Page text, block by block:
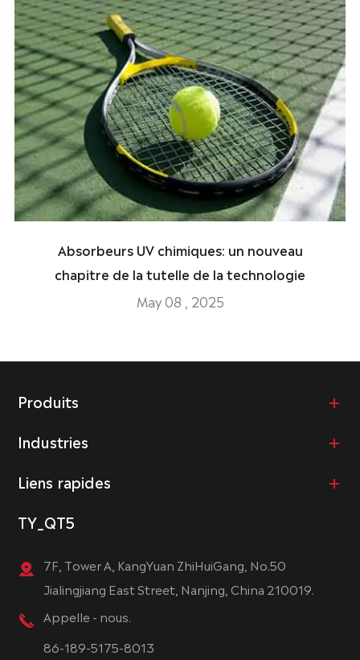
Absorbeurs UV chimiques: un nouveau
chapitre de la tutelle de la technologie
May 08 , 2025
Produits
Industries
Liens rapides
TY_QT5
7F, Tower A, KangYuan ZhiHuiGang, No.50
Jialingjiang East Street, Nanjing, China 210019.
Appelle - nous.
86-189-5175-8013